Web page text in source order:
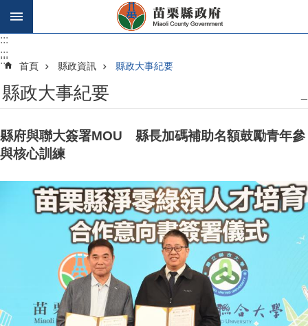
跳到主要內容區塊
:::
:::
::: 首頁 縣政資訊 縣政大事紀要
縣政大事紀要
縣府與聯大簽署MOU 縣長加碼補助名額鼓勵青年參
與核心訓練